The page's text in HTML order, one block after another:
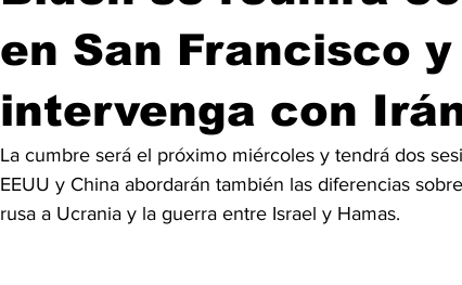
en San Francisco
intervenga con
La cumbre será el próximo miércoles y tendrá dos
EEUU y China abordarán también las diferencias
rusa a Ucrania y la guerra entre Israel y Hamas.